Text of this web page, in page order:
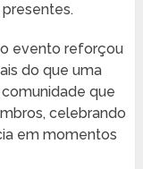
evento reforçou
do que uma
que
celebrando
em momentos